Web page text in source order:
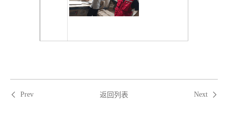
Prev 返回列表 Next